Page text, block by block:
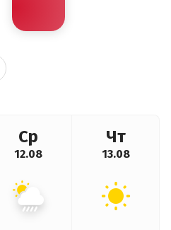
Ср
12.08
Чт
13.08